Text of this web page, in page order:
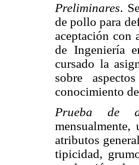
Preliminares.
de pollo para
aceptación con
de Ingeniería
cursado la
sobre
conocimiento
Prueba de
atributos
tipicidad,